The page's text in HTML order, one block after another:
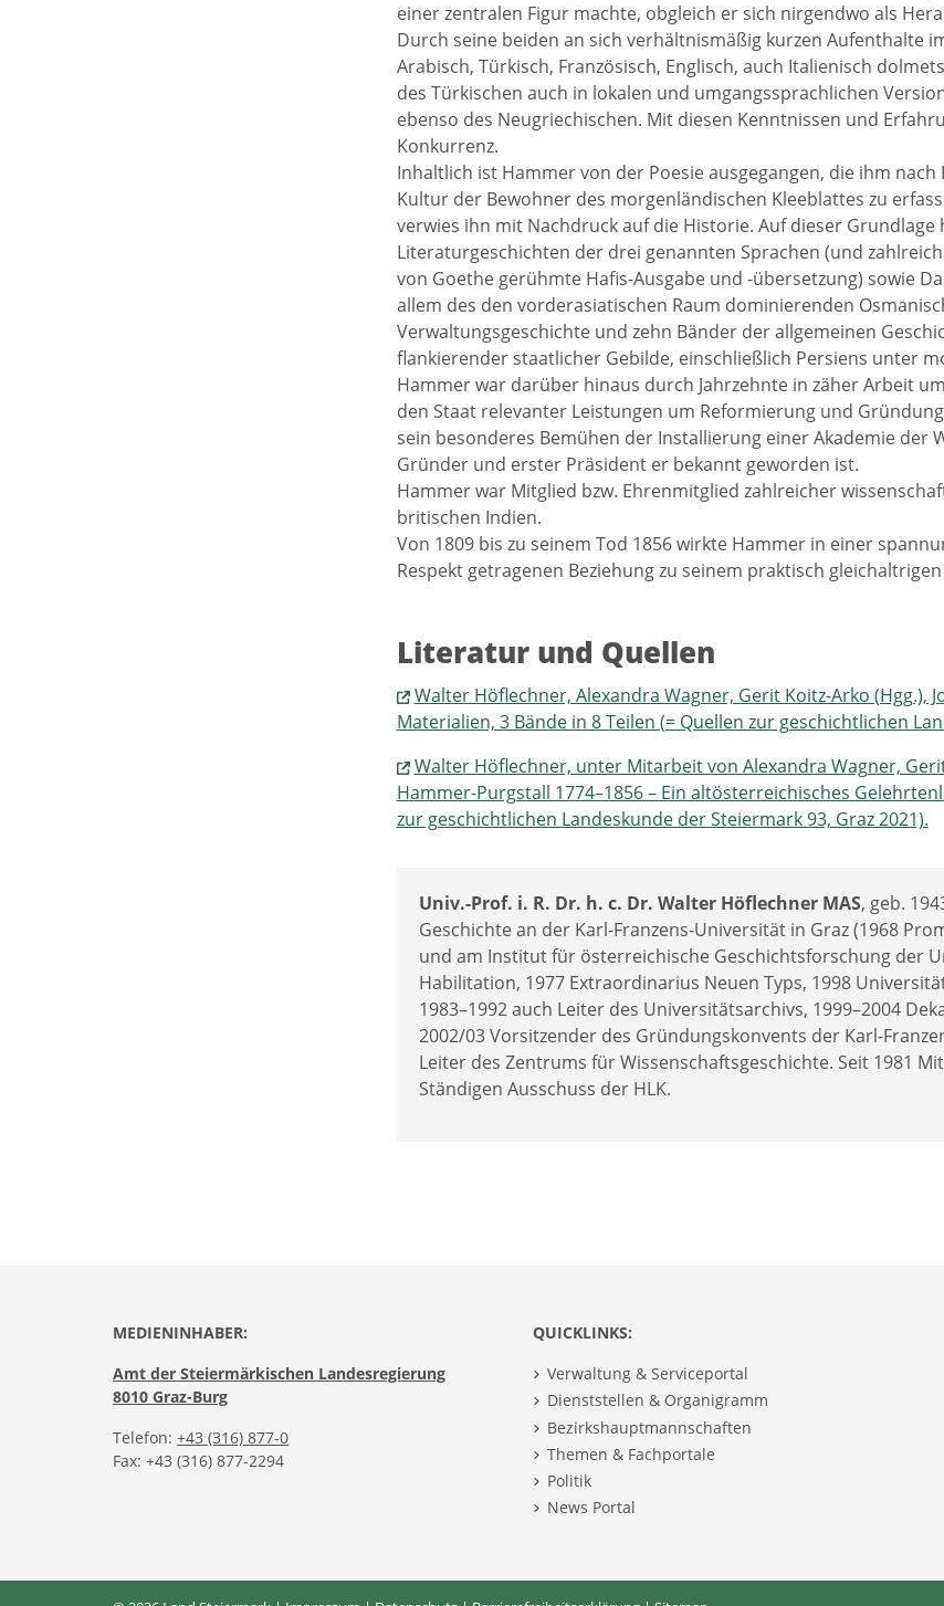
einer zentralen Figur machte, obgleich er sich nirgendwo als
Durch seine beiden an sich verhältnismäßig kurzen Aufenthalte
Arabisch, Türkisch, Französisch, Englisch, auch Italienisch
des Türkischen auch in lokalen und umgangssprachlichen
ebenso des Neugriechischen. Mit diesen Kenntnissen und
Konkurrenz.
Inhaltlich ist Hammer von der Poesie ausgegangen, die ihm
Kultur der Bewohner des morgenländischen Kleeblattes zu
verwies ihn mit Nachdruck auf die Historie. Auf dieser
Literaturgeschichten der drei genannten Sprachen (und
von Goethe gerühmte Hafis-Ausgabe und -übersetzung) sowie
allem des den vorderasiatischen Raum dominierenden
Verwaltungsgeschichte und zehn Bänder der allgemeinen
flankierender staatlicher Gebilde, einschließlich Persiens unter
Hammer war darüber hinaus durch Jahrzehnte in zäher Arbeit
den Staat relevanter Leistungen um Reformierung und
sein besonderes Bemühen der Installierung einer Akademie der
Gründer und erster Präsident er bekannt geworden ist.
Hammer war Mitglied bzw. Ehrenmitglied zahlreicher
britischen Indien.
Von 1809 bis zu seinem Tod 1856 wirkte Hammer in einer
Respekt getragenen Beziehung zu seinem praktisch
Literatur und Quellen
Walter Höflechner, Alexandra Wagner, Gerit Koitz-Arko (Hgg.),
Materialien, 3 Bände in 8 Teilen (= Quellen zur geschichtlichen
Walter Höflechner, unter Mitarbeit von Alexandra Wagner,
Hammer-Purgstall 1774–1856 – Ein altösterreichisches
zur geschichtlichen Landeskunde der Steiermark 93, Graz 2021).
Univ.-Prof. i. R. Dr. h. c. Dr. Walter Höflechner MAS, geb.
Geschichte an der Karl-Franzens-Universität in Graz (1968
und am Institut für österreichische Geschichtsforschung der
Habilitation, 1977 Extraordinarius Neuen Typs, 1998
1983–1992 auch Leiter des Universitätsarchivs, 1999–2004
2002/03 Vorsitzender des Gründungskonvents der Karl-
Leiter des Zentrums für Wissenschaftsgeschichte. Seit 1981
Ständigen Ausschuss der HLK.
MEDIENINHABER:
Amt der Steiermärkischen Landesregierung
8010 Graz-Burg
Telefon: +43 (316) 877-0
Fax: +43 (316) 877-2294
QUICKLINKS:
Verwaltung & Serviceportal
Dienststellen & Organigramm
Bezirkshauptmannschaften
Themen & Fachportale
Politik
News Portal